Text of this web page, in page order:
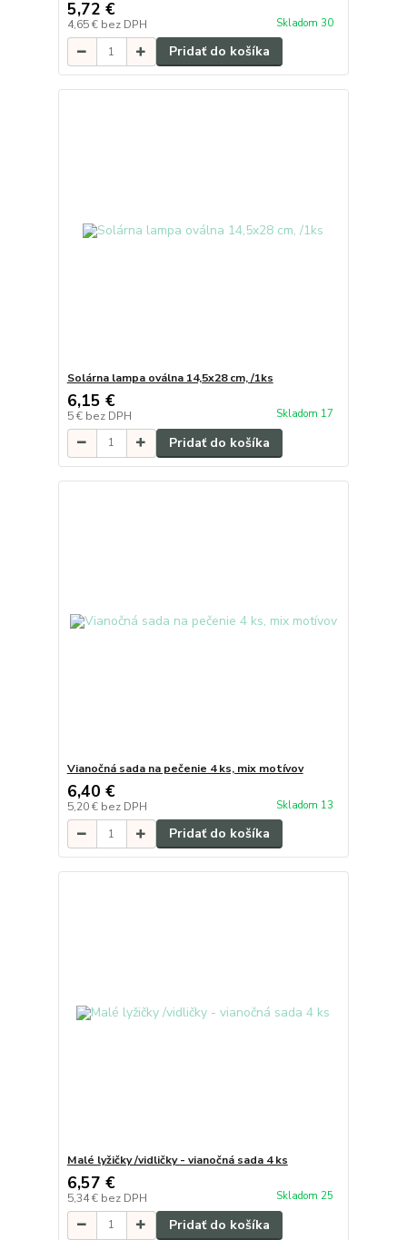
5,72 €
4,65 € bez DPH Skladom 30
Pridať do košíka
Solárna lampa oválna 14,5x28 cm, /1ks
6,15 €
5 € bez DPH Skladom 17
Pridať do košíka
Vianočná sada na pečenie 4 ks, mix motívov
6,40 €
5,20 € bez DPH Skladom 13
Pridať do košíka
Malé lyžičky /vidličky - vianočná sada 4 ks
6,57 €
5,34 € bez DPH Skladom 25
Pridať do košíka